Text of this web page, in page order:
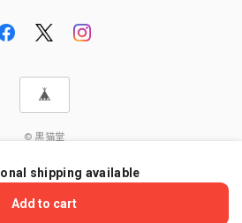
© 黒猫堂
shipping available
Add to cart
ョップに質問する